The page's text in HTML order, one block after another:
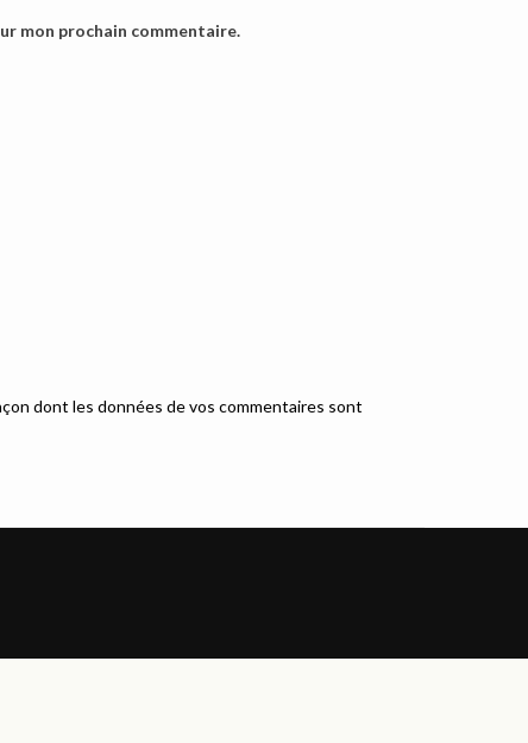
mon prochain commentaire.
dont les données de vos commentaires sont